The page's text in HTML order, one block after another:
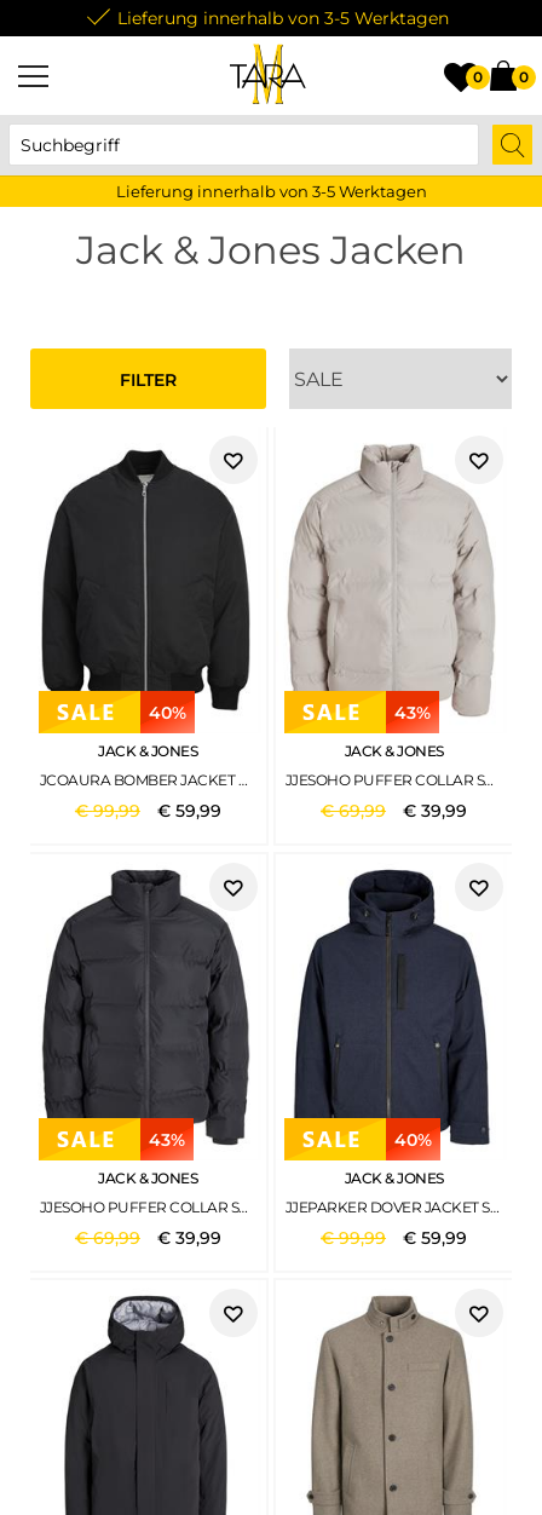
Lieferung innerhalb von 3-5 Werktagen
0 0
Lieferung innerhalb von 3-5 Werktagen
Jack & Jones Jacken
FILTER
40%
JACK & JONES
JCOAURA BOMBER JACKET BLACK
€99,99 € 59,99
43%
JACK & JONES
JJESOHO PUFFER COLLAR SN DOVE
€69,99 €39,99
43%
JACK & JONES
JJESOHO PUFFER COLLAR SN BLACK
€69,99 € 39,99
40%
JACK & JONES
JJEPARKER DOVER JACKET SN SKY CAPTAIN
€99,99 €59,99